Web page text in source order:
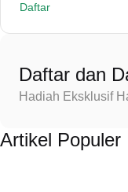
Daftar
Daftar dan
Hadiah Eksklusif
Artikel Populer